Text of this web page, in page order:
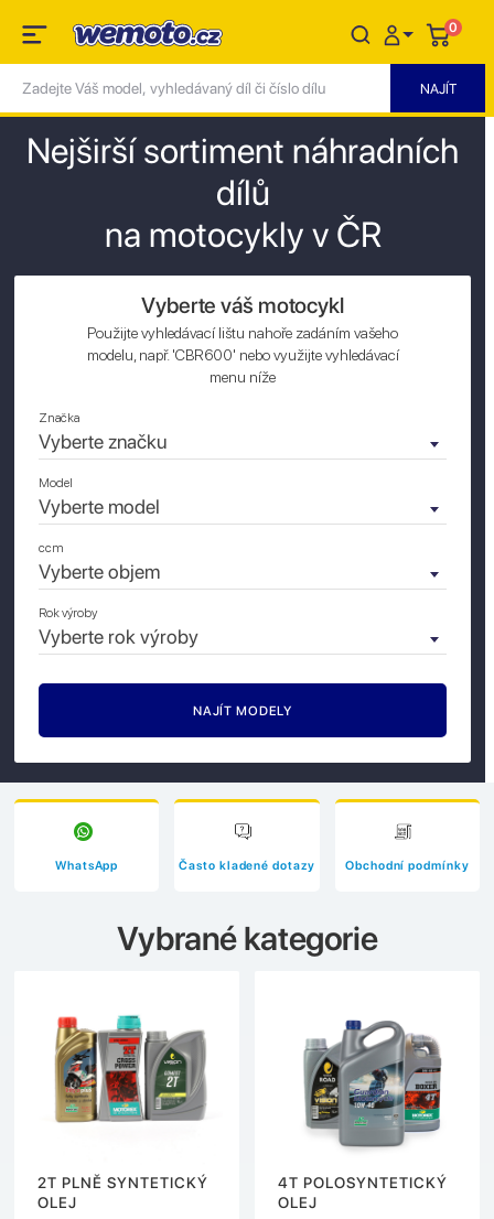
0
Nejširší sortiment náhradních
dílů
na motocykly v ČR
Vyberte váš motocykl
Použijte vyhledávací lištu nahoře zadáním vašeho
modelu, např. 'CBR600' nebo využijte vyhledávací
menu níže
Značka
Vyberte značku
Model
Vyberte model
ccm
Vyberte objem
Rok výroby
Vyberte rok výroby
WhatsApp Často kladené dotazy Obchodní podmínky
Vybrané kategorie
2T PLNĚ SYNTETICKÝ
OLEJ
4T POLOSYNTETICKÝ
OLEJ